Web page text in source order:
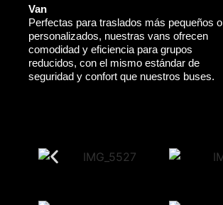
Van
Perfectas para traslados más pequeños o
personalizados, nuestras vans ofrecen
comodidad y eficiencia para grupos
reducidos, con el mismo estándar de
seguridad y confort que nuestros buses.